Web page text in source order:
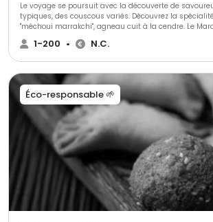
Le voyage se poursuit avec la découverte de
typiques, des couscous variés. Découvrez la
"méchoui marrakchi", agneau cuit à la cendre. Le
1-200 • N.C.
Éco-responsable 🌱